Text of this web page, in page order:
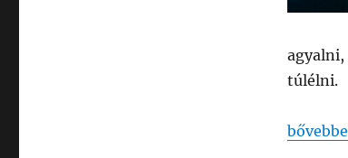
túlélni.
„A